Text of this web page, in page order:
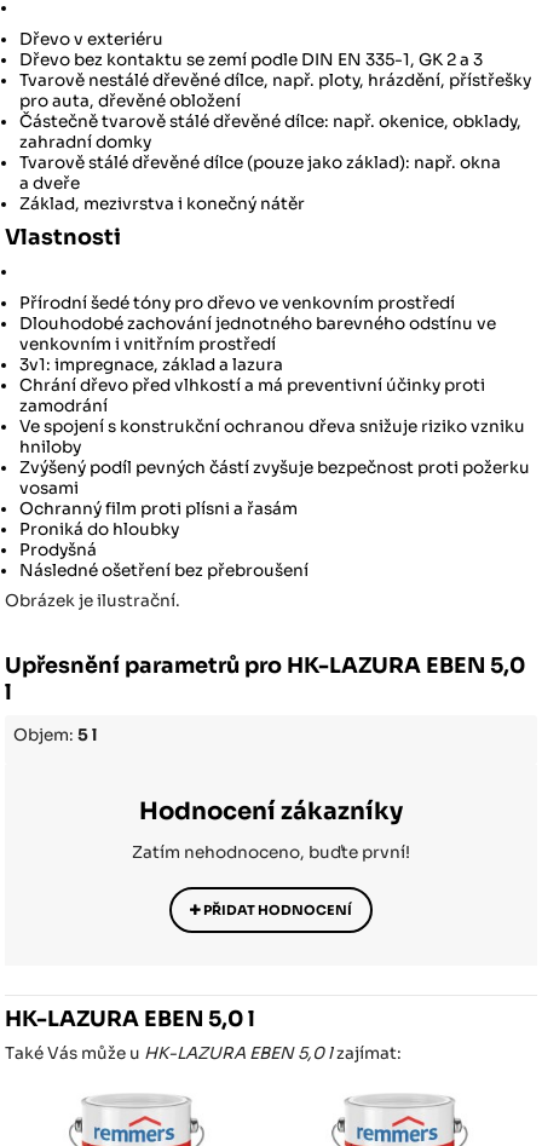
Dřevo v exteriéru
Dřevo bez kontaktu se zemí podle DIN EN 335-1, GK 2 a 3
Tvarově nestálé dřevěné dílce, např. ploty, hrázdění, přístřešky
pro auta, dřevěné obložení
Částečně tvarově stálé dřevěné dílce: např. okenice, obklady,
zahradní domky
Tvarově stálé dřevěné dílce (pouze jako základ): např. okna
a dveře
Základ, mezivrstva i konečný nátěr
Vlastnosti
Přírodní šedé tóny pro dřevo ve venkovním prostředí
Dlouhodobé zachování jednotného barevného odstínu ve
venkovním i vnitřním prostředí
3v1: impregnace, základ a lazura
Chrání dřevo před vlhkostí a má preventivní účinky proti
zamodrání
Ve spojení s konstrukční ochranou dřeva snižuje riziko vzniku
hniloby
Zvýšený podíl pevných částí zvyšuje bezpečnost proti požerku
vosami
Ochranný film proti plísni a řasám
Proniká do hloubky
Prodyšná
Následné ošetření bez přebroušení
Obrázek je ilustrační.
Upřesnění parametrů pro HK-LAZURA EBEN 5,0
l
Objem:5 l
Hodnocení zákazníky
Zatím nehodnoceno, buďte první!
PŘIDAT HODNOCENÍ
HK-LAZURA EBEN 5,0 l
Také Vás může u HK-LAZURA EBEN 5,0 lzajímat: